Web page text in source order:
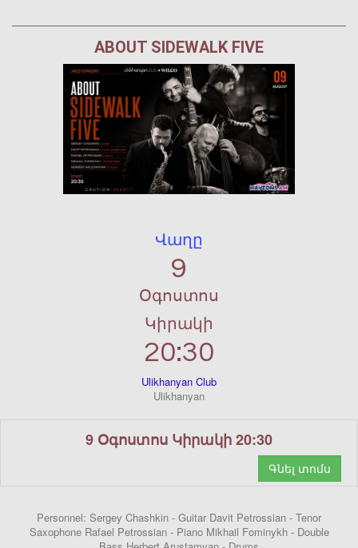
ABOUT SIDEWALK FIVE
Վաղը
9
Օգոստոս
Կիրակի
20:30
Ulikhanyan Club
Ulikhanyan
9 Օգոստոս Կիրակի 20:30
Գնել տոմս
Personnel: Sergey Chashkin - Guitar Davit Petrossian - Tenor
Saxophone Rafael Petrossian - Piano Mikhail Fominykh - Double